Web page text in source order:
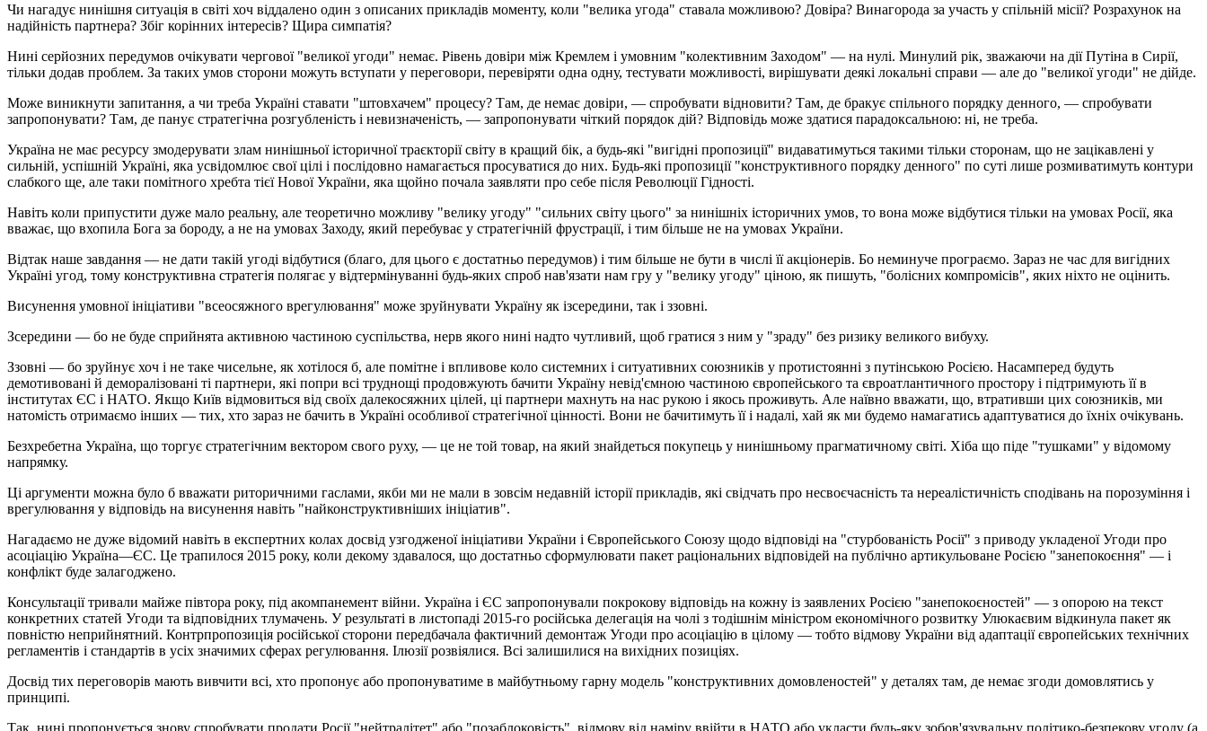
Чи нагадує нинішня ситуація в світі хоч віддалено один з описаних прикладів моменту, коли "велика угода" ставала можливою? Довіра? Винагорода за участь у спільній місії? Розрахунок на
надійність партнера? Збіг корінних інтересів? Щира симпатія?
Нині серйозних передумов очікувати чергової "великої угоди" немає. Рівень довіри між Кремлем і умовним "колективним Заходом" — на нулі. Минулий рік, зважаючи на дії Путіна в Сирії,
тільки додав проблем. За таких умов сторони можуть вступати у переговори, перевіряти одна одну, тестувати можливості, вирішувати деякі локальні справи — але до "великої угоди" не дійде.
Може виникнути запитання, а чи треба Україні ставати "штовхачем" процесу? Там, де немає довіри, — спробувати відновити? Там, де бракує спільного порядку денного, — спробувати
запропонувати? Там, де панує стратегічна розгубленість і невизначеність, — запропонувати чіткий порядок дій? Відповідь може здатися парадоксальною: ні, не треба.
Україна не має ресурсу змодерувати злам нинішньої історичної траєкторії світу в кращий бік, а будь-які "вигідні пропозиції" видаватимуться такими тільки сторонам, що не зацікавлені у
сильній, успішній Україні, яка усвідомлює свої цілі і послідовно намагається просуватися до них. Будь-які пропозиції "конструктивного порядку денного" по суті лише розмиватимуть контури
слабкого ще, але таки помітного хребта тієї Нової України, яка щойно почала заявляти про себе після Революції Гідності.
Навіть коли припустити дуже мало реальну, але теоретично можливу "велику угоду" "сильних світу цього" за нинішніх історичних умов, то вона може відбутися тільки на умовах Росії, яка
вважає, що вхопила Бога за бороду, а не на умовах Заходу, який перебуває у стратегічній фрустрації, і тим більше не на умовах України.
Відтак наше завдання — не дати такій угоді відбутися (благо, для цього є достатньо передумов) і тим більше не бути в числі її акціонерів. Бо неминуче програємо. Зараз не час для вигідних
Україні угод, тому конструктивна стратегія полягає у відтермінуванні будь-яких спроб нав'язати нам гру у "велику угоду" ціною, як пишуть, "болісних компромісів", яких ніхто не оцінить.
Висунення умовної ініціативи "всеосяжного врегулювання" може зруйнувати Україну як ізсередини, так і ззовні.
Зсередини — бо не буде сприйнята активною частиною суспільства, нерв якого нині надто чутливий, щоб гратися з ним у "зраду" без ризику великого вибуху.
Ззовні — бо зруйнує хоч і не таке чисельне, як хотілося б, але помітне і впливове коло системних і ситуативних союзників у протистоянні з путінською Росією. Насамперед будуть
демотивовані й деморалізовані ті партнери, які попри всі труднощі продовжують бачити Україну невід'ємною частиною європейського та євроатлантичного простору і підтримують її в
інститутах ЄС і НАТО. Якщо Київ відмовиться від своїх далекосяжних цілей, ці партнери махнуть на нас рукою і якось проживуть. Але наївно вважати, що, втративши цих союзників, ми
натомість отримаємо інших — тих, хто зараз не бачить в Україні особливої стратегічної цінності. Вони не бачитимуть її і надалі, хай як ми будемо намагатись адаптуватися до їхніх очікувань.
Безхребетна Україна, що торгує стратегічним вектором свого руху, — це не той товар, на який знайдеться покупець у нинішньому прагматичному світі. Хіба що піде "тушками" у відомому
напрямку.
Ці аргументи можна було б вважати риторичними гаслами, якби ми не мали в зовсім недавній історії прикладів, які свідчать про несвоєчасність та нереалістичність сподівань на порозуміння і
врегулювання у відповідь на висунення навіть "найконструктивніших ініціатив".
Нагадаємо не дуже відомий навіть в експертних колах досвід узгодженої ініціативи України і Європейського Союзу щодо відповіді на "стурбованість Росії" з приводу укладеної Угоди про
асоціацію Україна—ЄС. Це трапилося 2015 року, коли декому здавалося, що достатньо сформулювати пакет раціональних відповідей на публічно артикульоване Росією "занепокоєння" — і
конфлікт буде залагоджено.
Консультації тривали майже півтора року, під акомпанемент війни. Україна і ЄС запропонували покрокову відповідь на кожну із заявлених Росією "занепокоєностей" — з опорою на текст
конкретних статей Угоди та відповідних тлумачень. У результаті в листопаді 2015-го російська делегація на чолі з тодішнім міністром економічного розвитку Улюкаєвим відкинула пакет як
повністю неприйнятний. Контрпропозиція російської сторони передбачала фактичний демонтаж Угоди про асоціацію в цілому — тобто відмову України від адаптації європейських технічних
регламентів і стандартів в усіх значимих сферах регулювання. Ілюзії розвіялися. Всі залишилися на вихідних позиціях.
Досвід тих переговорів мають вивчити всі, хто пропонує або пропонуватиме в майбутньому гарну модель "конструктивних домовленостей" у деталях там, де немає згоди домовлятись у
принципі.
Так, нині пропонується знову спробувати продати Росії "нейтралітет" або "позаблоковість", відмову від наміру ввійти в НАТО або укласти будь-яку зобов'язувальну політико-безпекову угоду (а